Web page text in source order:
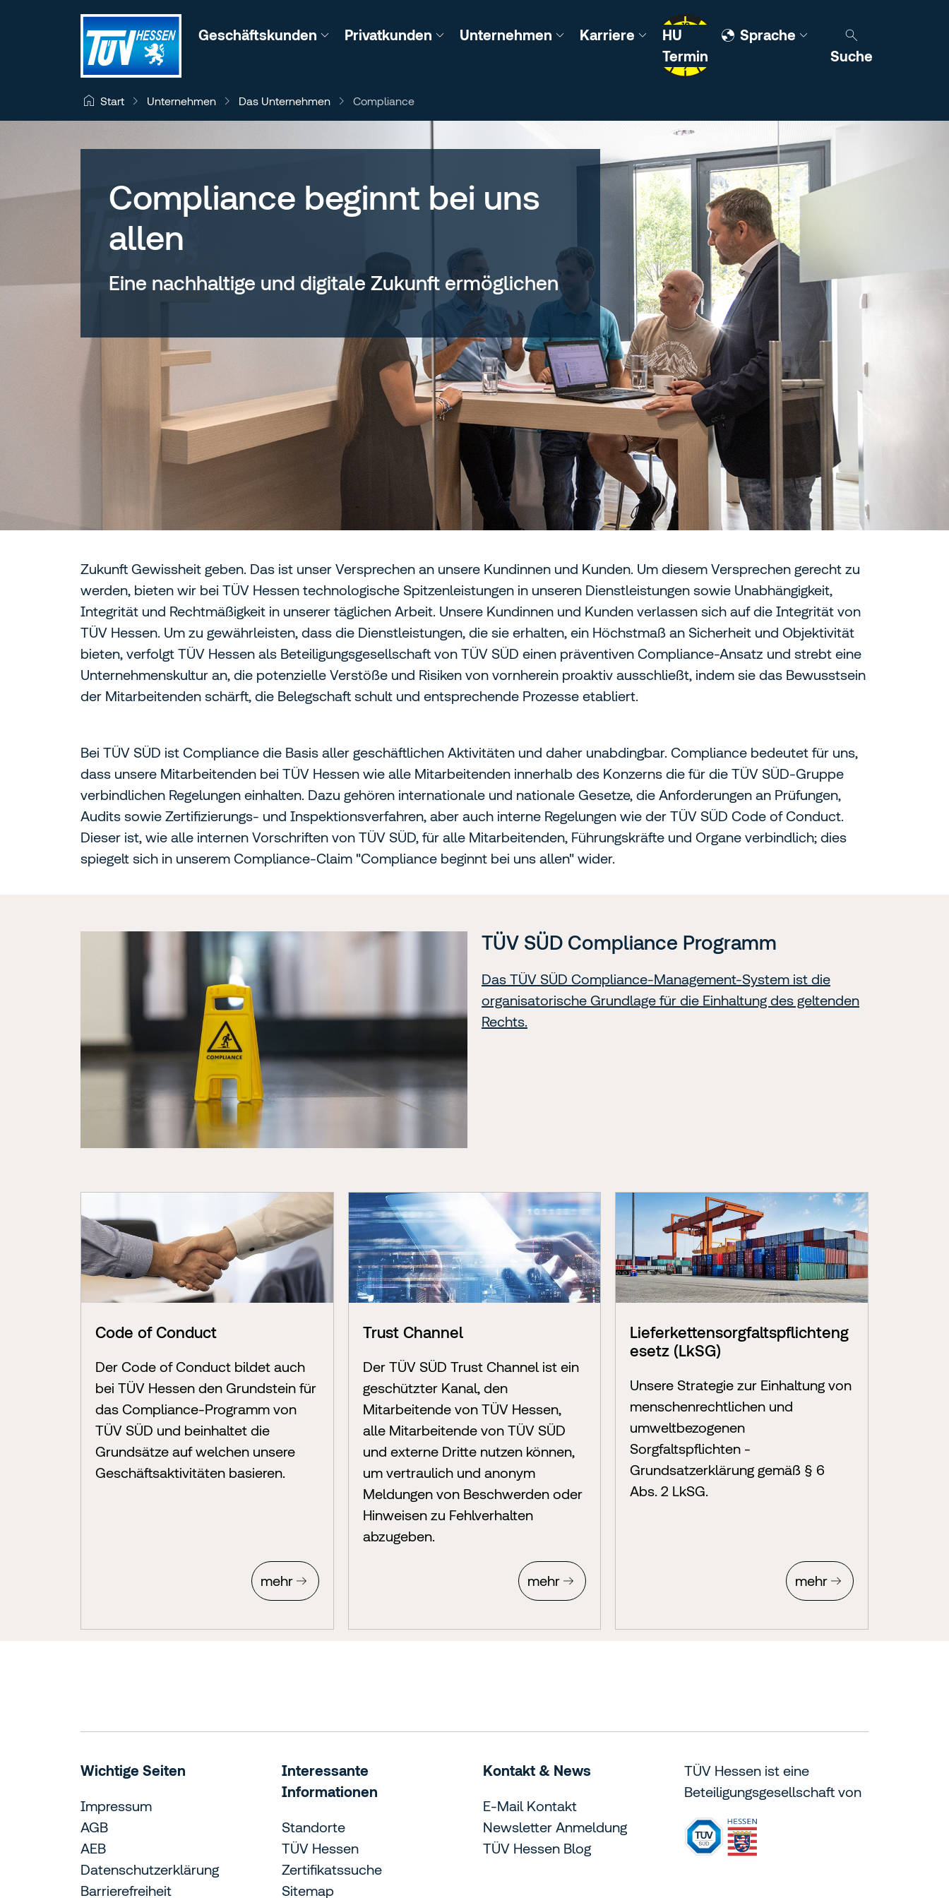
Zum Inhalt wechseln
Suche
Geschäftskunden Privatkunden Unternehmen Karriere
HU
Termin
Sprache
Start Unternehmen Das Unternehmen Compliance
Compliance beginnt bei uns
allen
Eine nachhaltige und digitale Zukunft ermöglichen
Zukunft Gewissheit geben. Das ist unser Versprechen an unsere Kundinnen und Kunden. Um diesem Versprechen gerecht zu
werden, bieten wir bei TÜV Hessen technologische Spitzenleistungen in unseren Dienstleistungen sowie Unabhängigkeit,
Integrität und Rechtmäßigkeit in unserer täglichen Arbeit. Unsere Kundinnen und Kunden verlassen sich auf die Integrität von
TÜV Hessen. Um zu gewährleisten, dass die Dienstleistungen, die sie erhalten, ein Höchstmaß an Sicherheit und Objektivität
bieten, verfolgt TÜV Hessen als Beteiligungsgesellschaft von TÜV SÜD einen präventiven Compliance-Ansatz und strebt eine
Unternehmenskultur an, die potenzielle Verstöße und Risiken von vornherein proaktiv ausschließt, indem sie das Bewusstsein
der Mitarbeitenden schärft, die Belegschaft schult und entsprechende Prozesse etabliert.
Bei TÜV SÜD ist Compliance die Basis aller geschäftlichen Aktivitäten und daher unabdingbar. Compliance bedeutet für uns,
dass unsere Mitarbeitenden bei TÜV Hessen wie alle Mitarbeitenden innerhalb des Konzerns die für die TÜV SÜD-Gruppe
verbindlichen Regelungen einhalten. Dazu gehören internationale und nationale Gesetze, die Anforderungen an Prüfungen,
Audits sowie Zertifizierungs- und Inspektionsverfahren, aber auch interne Regelungen wie der TÜV SÜD Code of Conduct.
Dieser ist, wie alle internen Vorschriften von TÜV SÜD, für alle Mitarbeitenden, Führungskräfte und Organe verbindlich; dies
spiegelt sich in unserem Compliance-Claim "Compliance beginnt bei uns allen" wider.
TÜV SÜD Compliance Programm
Das TÜV SÜD Compliance-Management-System ist die
organisatorische Grundlage für die Einhaltung des geltenden
Rechts.
Code of Conduct
Der Code of Conduct bildet auch
bei TÜV Hessen den Grundstein für
das Compliance-Programm von
TÜV SÜD und beinhaltet die
Grundsätze auf welchen unsere
Geschäftsaktivitäten basieren.
mehr
Trust Channel
Der TÜV SÜD Trust Channel ist ein
geschützter Kanal, den
Mitarbeitende von TÜV Hessen,
alle Mitarbeitende von TÜV SÜD
und externe Dritte nutzen können,
um vertraulich und anonym
Meldungen von Beschwerden oder
Hinweisen zu Fehlverhalten
abzugeben.
mehr
Lieferkettensorgfaltspflichteng
esetz (LkSG)
Unsere Strategie zur Einhaltung von
menschenrechtlichen und
umweltbezogenen
Sorgfaltspflichten -
Grundsatzerklärung gemäß § 6
Abs. 2 LkSG.
mehr
Wichtige Seiten
Impressum
AGB
AEB
Datenschutzerklärung
Barrierefreiheit
Interessante
Informationen
Standorte
TÜV Hessen
Zertifikatssuche
Sitemap
Kontakt & News
E-Mail Kontakt
Newsletter Anmeldung
TÜV Hessen Blog
TÜV Hessen ist eine
Beteiligungsgesellschaft von